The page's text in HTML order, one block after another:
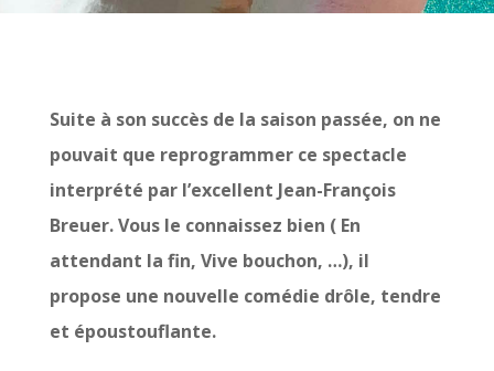
Suite à son succès de la saison passée, on ne
pouvait que reprogrammer ce spectacle
interprété par l’excellent Jean-François
Breuer. Vous le connaissez bien (En
attendant la fin, Vive bouchon, …), il
propose une nouvelle comédie drôle, tendre
et époustouflante.